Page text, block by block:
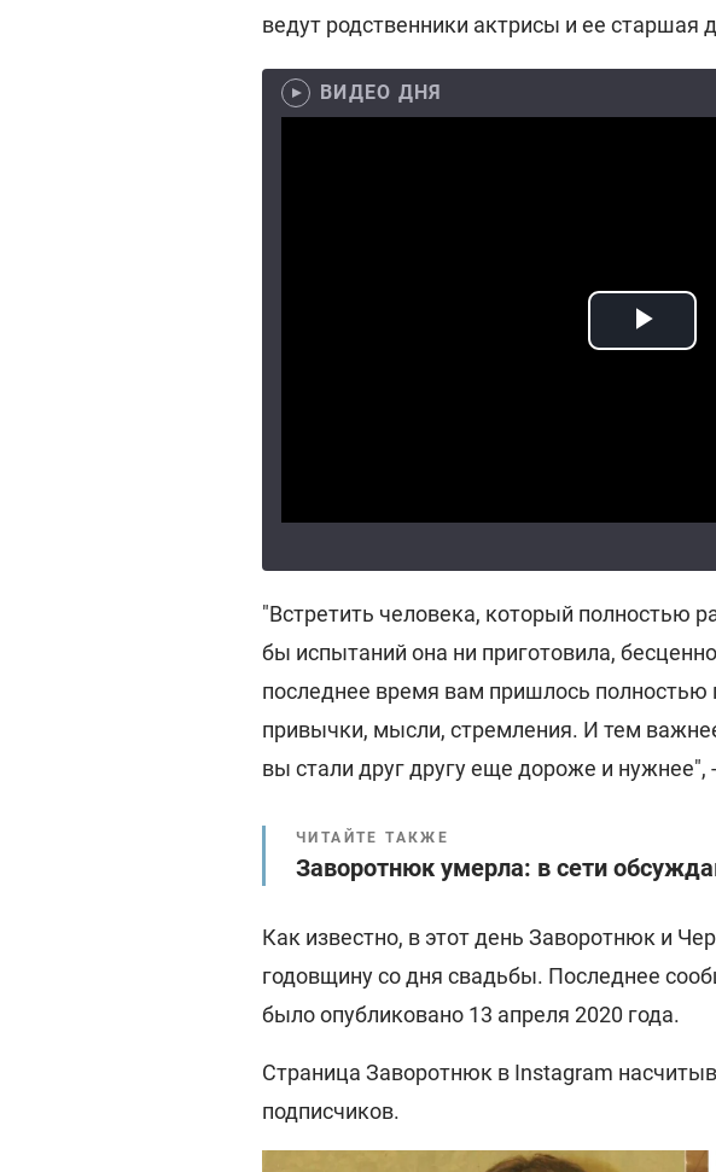
ведут родственники актрисы и ее старшая
ВИДЕО ДНЯ
"Встретить человека, который полностью
бы испытаний она ни приготовила,
последнее время вам пришлось полностью
привычки, мысли, стремления. И тем
вы стали друг другу еще дороже и нужнее",
ЧИТАЙТЕ ТАКЖЕ
Заворотнюк умерла: в сети
Как известно, в этот день Заворотнюк и
годовщину со дня свадьбы. Последнее
было опубликовано 13 апреля 2020 года.
Страница Заворотнюк в Instagram
подписчиков.